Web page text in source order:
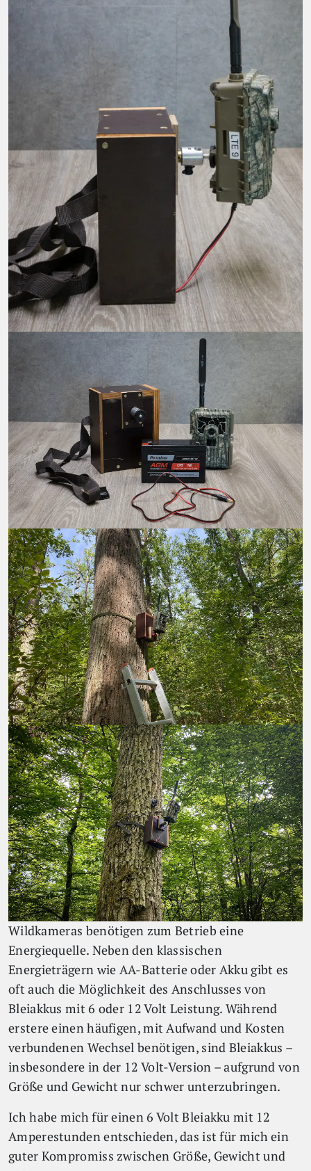
Wildkameras benötigen zum Betrieb eine
Energiequelle. Neben den klassischen
Energieträgern wie AA-Batterie oder Akku gibt es
oft auch die Möglichkeit des Anschlusses von
Bleiakkus mit 6 oder 12 Volt Leistung. Während
erstere einen häufigen, mit Aufwand und Kosten
verbundenen Wechsel benötigen, sind Bleiakkus –
insbesondere in der 12 Volt-Version – aufgrund von
Größe und Gewicht nur schwer unterzubringen.
Ich habe mich für einen 6 Volt Bleiakku mit 12
Amperestunden entschieden, das ist für mich ein
guter Kompromiss zwischen Größe, Gewicht und